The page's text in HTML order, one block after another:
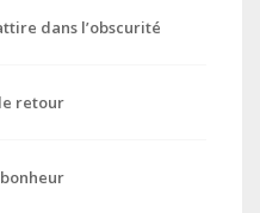
dans l’obscurité
retour